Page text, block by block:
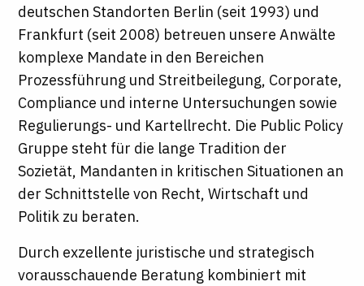
deutschen Standorten Berlin (seit 1993) und
Frankfurt (seit 2008) betreuen unsere Anwälte
komplexe Mandate in den Bereichen
Prozessführung und Streitbeilegung, Corporate,
Compliance und interne Untersuchungen sowie
Regulierungs- und Kartellrecht. Die Public Policy
Gruppe steht für die lange Tradition der
Sozietät, Mandanten in kritischen Situationen an
der Schnittstelle von Recht, Wirtschaft und
Politik zu beraten.
Durch exzellente juristische und strategisch
vorausschauende Beratung kombiniert mit